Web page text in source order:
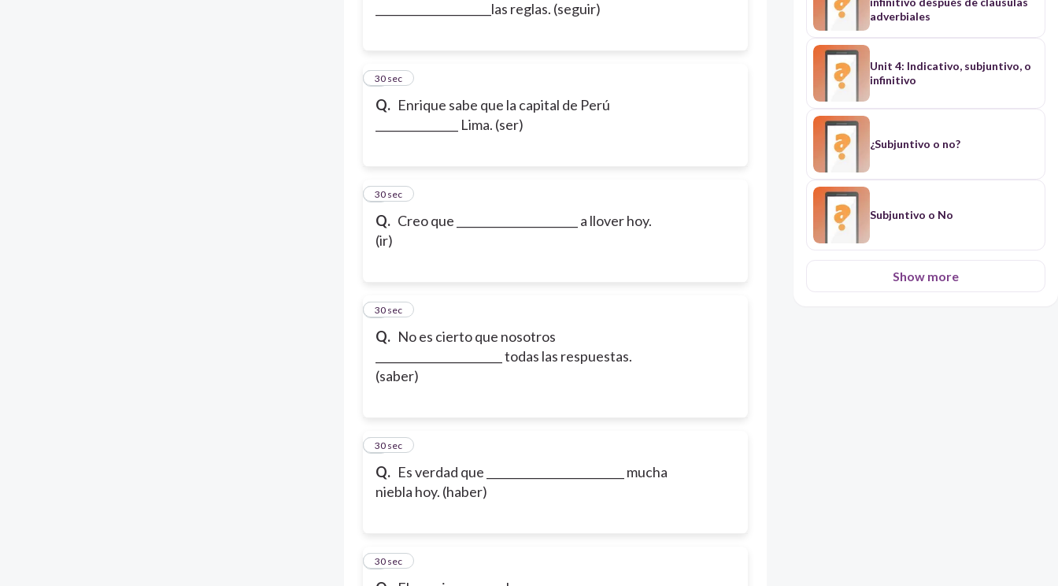
_____________________las reglas. (seguir)
Q. Enrique sabe que la capital de Perú
_______________ Lima. (ser)
4
30 sec
Q. Creo que ______________________ a llover hoy.
(ir)
5
30 sec
Q. No es cierto que nosotros
_______________________ todas las respuestas.
(saber)
6
30 sec
Q. Es verdad que _________________________ mucha
niebla hoy. (haber)
7
30 sec
8
30 sec
adverbiales
Unit 4: Indicativo, subjuntivo, o
infinitivo
¿Subjuntivo o no?
Subjuntivo o No
Show more